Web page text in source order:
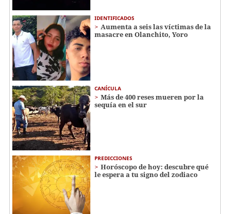
IDENTIFICADOS
Aumenta a seis las víctimas de la
masacre en Olanchito, Yoro
CANÍCULA
Más de 400 reses mueren por la
sequía en el sur
PREDICCIONES
Horóscopo de hoy: descubre qué
le espera a tu signo del zodiaco